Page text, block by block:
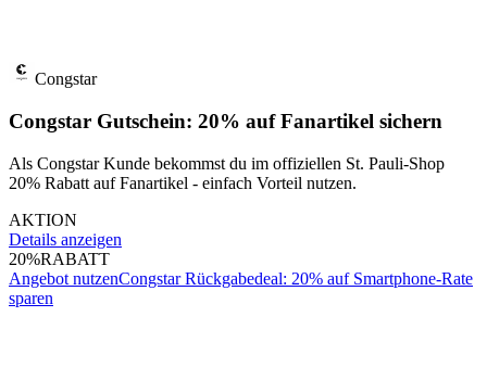
Congstar
Congstar Gutschein: 20% auf Fanartikel sichern
Als Congstar Kunde bekommst du im offiziellen St. Pauli-Shop
20% Rabatt auf Fanartikel - einfach Vorteil nutzen.
AKTION
Details anzeigen
20%RABATT
Angebot nutzenCongstar Rückgabedeal: 20% auf Smartphone-Rate
sparen